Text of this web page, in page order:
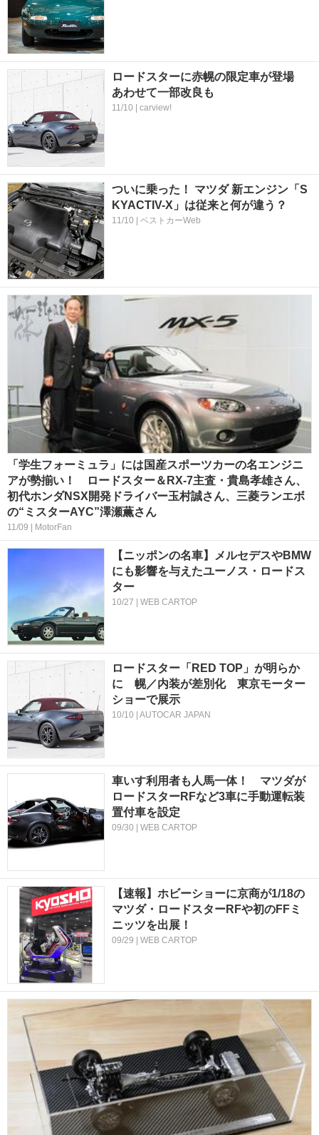
ロードスターに赤幌の限定車が登場
あわせて一部改良も
11/10 | carview!
ついに乗った！ マツダ 新エンジン「S
KYACTIV-X」は従来と何が違う？
11/10 | ベストカーWeb
「学生フォーミュラ」には国産スポーツカーの名エンジニ
アが勢揃い！ ロードスター＆RX-7主査・貴島孝雄さん、
初代ホンダNSX開発ドライバー玉村誠さん、三菱ランエボ
の“ミスターAYC”澤瀬薫さん
11/09 | MotorFan
【ニッポンの名車】メルセデスやBMW
にも影響を与えたユーノス・ロードス
ター
10/27 | WEB CARTOP
ロードスター「RED TOP」が明らか
に 幌／内装が差別化 東京モーター
ショーで展示
10/10 | AUTOCAR JAPAN
車いす利用者も人馬一体！ マツダが
ロードスターRFなど3車に手動運転装
置付車を設定
09/30 | WEB CARTOP
【速報】ホビーショーに京商が1/18の
マツダ・ロードスターRFや初のFFミ
ニッツを出展！
09/29 | WEB CARTOP